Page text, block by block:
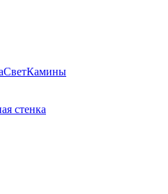
СветКамины
стенка